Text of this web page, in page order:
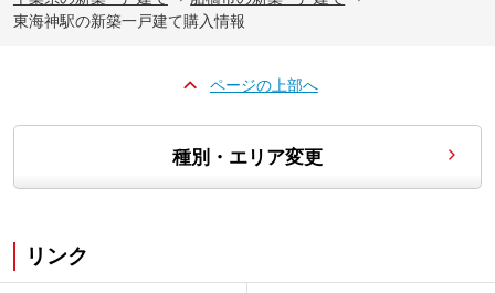
東海神駅の新築一戸建て購入情報
ページの上部へ
種別・エリア変更
リンク